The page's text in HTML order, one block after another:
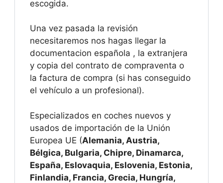
escogida.
Una vez pasada la revisión
necesitaremos nos hagas llegar la
documentacion española , la extranjera
y copia del contrato de compraventa o
la factura de compra (si has conseguido
el vehículo a un profesional).
Especializados en coches nuevos y
usados de importación de la Unión
Europea UE (Alemania, Austria,
Bélgica, Bulgaria, Chipre, Dinamarca,
España, Eslovaquia, Eslovenia, Estonia,
Finlandia, Francia, Grecia, Hungría,